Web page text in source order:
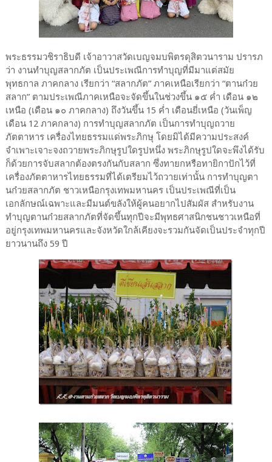
พระธรรมวชิราธิบดี เจ้าอาวาสวัดเบญจมบพิตรดุสิตวนาราม ปรารภ
ว่า งานทำบุญสลากภัต เป็นประเพณีการทำบุญที่มีมาแต่สมัย
พุทธกาล ภาคกลาง เรียกว่า “สลากภัต” ภาคเหนือเรียกว่า “ตานก๋วย
สลาก” ตามประเพณีภาคเหนือจะจัดขึ้นในช่วงขึ้น ๑๕ ค่ำ เดือน ๑๒
เหนือ (เดือน ๑๐ ภาคกลาง) ถึงวันขึ้น 15 ค่ำ เดือนยี่เหนือ (วันเพ็ญ
เดือน 12 ภาคกลาง) การทำบุญสลากภัต เป็นการทำบุญถวาย
ภัตตาหาร เครื่องไทยธรรมแด่พระภิกษุ โดยมิได้มีความประสงค์
จำเพาะเจาะจงถวายพระภิกษุรูปใดรูปหนึ่ง พระภิกษุรูปใดจะพึงได้รับ
ก็ด้วยการจับสลากต้องตรงกันกับสลาก ซึ่งทายกหรือทายิกาปักไว้ที่
เครื่องภัตตาหารไทยธรรมที่ได้เตรียมไว้ถวายเท่านั้น การทำบุญตา
นก๋วยสลากภัต ชาวเหนือกรุงเทพมหานคร เป็นประเพณีที่เป็น
เอกลักษณ์เฉพาะและมีมนต์ขลังให้ผู้คนอยากไปสัมผัส สำหรับงาน
ทำบุญตานก๋วยสลากภัตที่จัดขึ้นทุกปีจะมีพุทธศาสนิกชนชาวเหนือที่
อยู่กรุงเทพมหานครและจังหวัดใกล้เคียงจะรวมกันจัดเป็นประจำทุกปี
ยาวนานถึง 59 ปี